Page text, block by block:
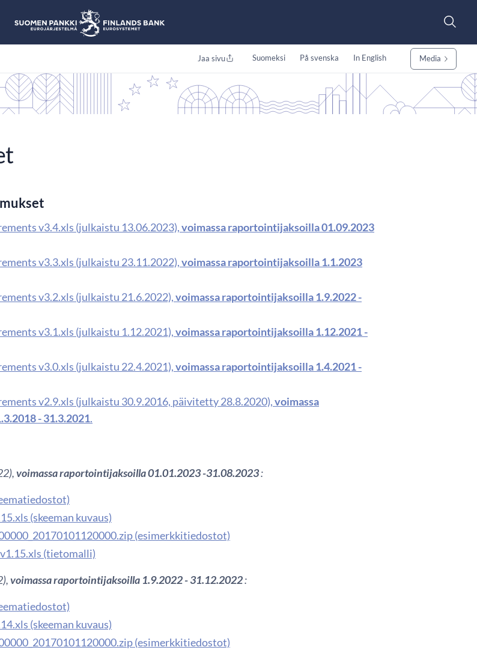
Jaa sivu Suomeksi På svenska In English Media
v3.4.xls (julkaistu 13.06.2023),voimassa raportointijaksoilla 01.09.2023
v3.3.xls (julkaistu 23.11.2022),voimassa raportointijaksoilla 1.1.2023
v3.2.xls (julkaistu 21.6.2022),voimassa raportointijaksoilla 1.9.2022 -
v3.1.xls (julkaistu 1.12.2021),voimassa raportointijaksoilla 1.12.2021 -
v3.0.xls (julkaistu 22.4.2021),voimassa raportointijaksoilla 1.4.2021 -
v2.9.xls (julkaistu 30.9.2016, päivitetty 28.8.2020),voimassa
- 31.3.2021.
voimassa raportointijaksoilla 01.01.2023 -31.08.2023:
(skeeman kuvaus)
(esimerkkitiedostot)
(tietomalli)
voimassa raportointijaksoilla 1.9.2022 - 31.12.2022:
(skeeman kuvaus)
(esimerkkitiedostot)